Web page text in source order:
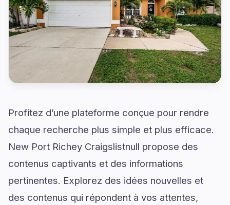
Profitez d’une plateforme conçue pour rendre
chaque recherche plus simple et plus efficace.
New Port Richey Craigslistnull propose des
contenus captivants et des informations
pertinentes. Explorez des idées nouvelles et
des contenus qui répondent à vos attentes,